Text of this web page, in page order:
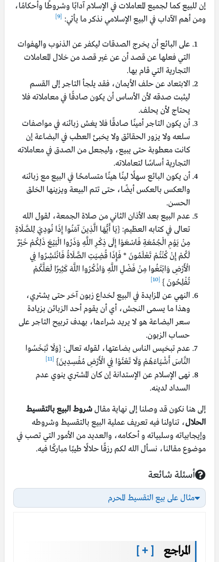
إن للبيع كما لجميع المعاملات في الإسلام آدابًا وشروطًا وأحكامًا،
ومن أهم الآداب في البيع الإسلامي نذكر ما يأتي: [9]
على البائع أن يخرج الصدقات ليكفر عن الذنوب والهفوات
التي فعلها عن قصد أن عن غير قصد من خلال المعاملات
التجارية التي قام بها.
الابتعاد عن حلف الأيمان، فقد يلجأ التاجر إلى القسم
ليثبت صدقه لأن الأساس أن يكون صادقًا في معاملاته فلا
يحتاج لأن يحلف.
أن يكون التاجر أمينًا صادقًا فلا يغش زبائنه في مواصفات
سلعه ولا يزور الحقائق ولا يخبئ العطب في البضاعة إن
كانت معطوبة حتى يبيع، وليجعل من الصدق في معاملاته
التجارية أساسًا لتعاملاته.
أن يكون البائع سهلًا لينًا هينًا متسامحًا في البيع مع زبائنه
والعكس بالعكس أيضًا، حتى تتم البيعة ويزينها الخلق
الحسن.
عدم البيع بعد الأذان الثاني من صلاة الجمعة، لقول الله
تعالى في كتابه العظيم: {يَا أَيُّهَا الَّذِينَ آمَنُوا إِذَا نُودِيَ لِلصَّلَاةِ
مِنْ يَوْمِ الْجُمُعَةِ فَاسْعَوْا إِلَى ذِكْرِ اللَّهِ وَذَرُوا الْبَيْعَ ذَلِكُمْ خَيْرٌ
لَكُمْ إِنْ كُنْتُمْ تَعْلَمُونَ * فَإِذَا قُضِيَتِ الصَّلَاةُ فَانْتَشِرُوا فِي
الْأَرْضِ وَابْتَغُوا مِنْ فَضْلِ اللَّهِ وَاذْكُرُوا اللَّهَ كَثِيرًا لَعَلَّكُمْ
تُفْلِحُونَ } [10]
النهي عن المزايدة في البيع لخداع زبون آخر حتى يشتري،
وهذا ما يسمى النجش، أي أن يقوم أحد الزبائن بزيادة
سعر البضاعة هو لا يريد شراءها، بهدف تربيح التاجر على
حساب الزبون.
عدم تبخيس الناس بضاعتها، لقوله تعالى: {وَلَا تَبْخَسُوا
النَّاسَ أَشْيَاءَهُمْ وَلَا تَعْثَوْا فِي الْأَرْضِ مُفْسِدِينَ} [11]
نهى الإسلام عن الإستدانة إن كان المشتري ينوي عدم
السداد لدينه.
إلى هنا نكون قد وصلنا إلى نهاية مقالشروط البيع بالتقسيط
الحلال، تناولنا فيه تعريف عملية البيع بالتقسيط وشروطه
وإيجابياته وسلبياته و أحكامه، والعديد من الأمور التي تصب في
موضوع مقالنا، نسأل الله لكم رزقًا حلالًا طيبًا مباركًا فيه.
أسئلة شائعة
أسئلة شائعة
مثال على بيع التقسيط المحرم
المراجع [ + ]